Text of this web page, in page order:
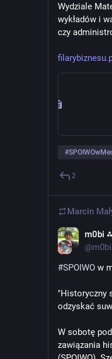
Wydziale
wykładów i
czy
#
2
Marcin
m0bi ⁂
#SPOIWO w
"Historyczny
odzyskać
W sobotę
zawiązania